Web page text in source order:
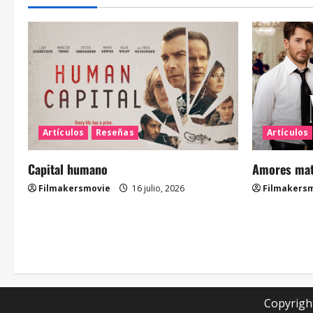
Artículos Reseñas
Capital humano
Filmakersmovie 16 julio, 2026
Artículos
Amores